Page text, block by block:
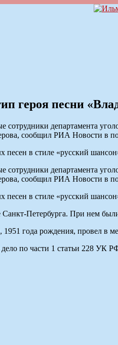
героя песни
департамента
сообщил РИА Новости в
песен в стиле «русский
департамента
сообщил РИА Новости в
песен в стиле «русский
Петербурга. При нем
года рождения, провел в
по части 1 статьи 228 УК